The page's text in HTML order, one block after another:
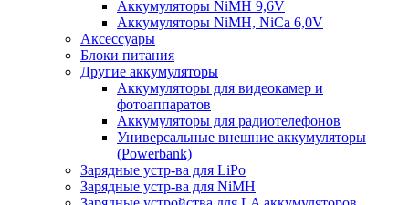
Аккумуляторы NiMH 9,6V
Аккумуляторы NiMH, NiCa 6,0V
Аксессуары
Блоки питания
Другие аккумуляторы
Аккумуляторы для видеокамер и
фотоаппаратов
Аккумуляторы для радиотелефонов
Универсальные внешние аккумуляторы
(Powerbank)
Зарядные устр-ва для LiPo
Зарядные устр-ва для NiMH